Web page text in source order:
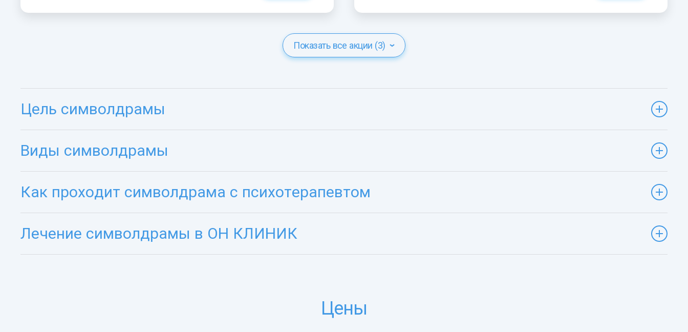
Показать все акции (3)
Цель символдрамы
Виды символдрамы
Как проходит символдрама с психотерапевтом
Лечение символдрамы в ОН КЛИНИК
Цены